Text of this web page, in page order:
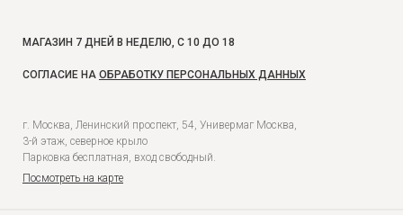
МАГАЗИН 7 ДНЕЙ В НЕДЕЛЮ, С 10 ДО 18
СОГЛАСИЕ НА ОБРАБОТКУ ПЕРСОНАЛЬНЫХ ДАННЫХ
г. Москва, Ленинский проспект, 54, Универмаг Москва,
3-й этаж, северное крыло
Парковка бесплатная, вход свободный.
Посмотреть на карте